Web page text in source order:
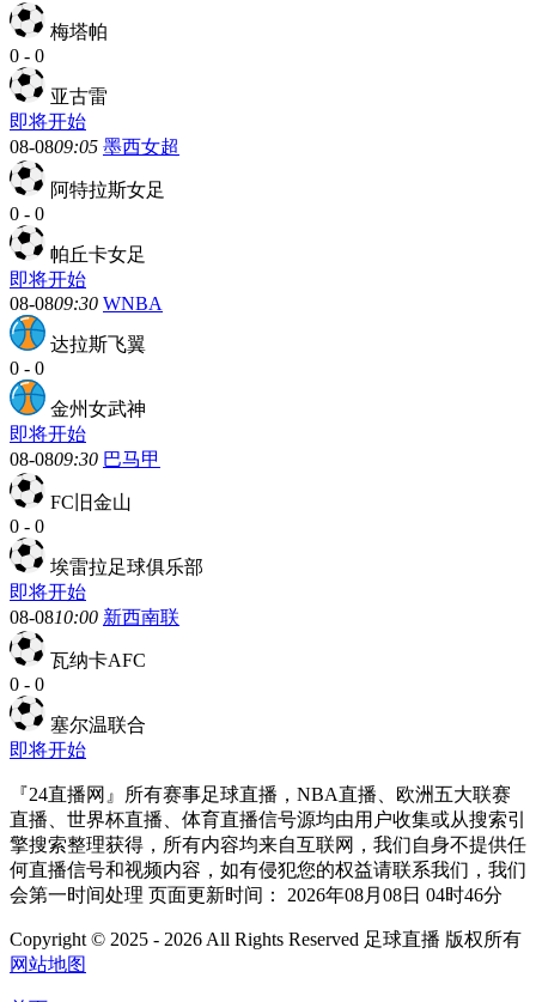
梅塔帕
0 - 0
亚古雷
即将开始
08-0809:05 墨西女超
阿特拉斯女足
0 - 0
帕丘卡女足
即将开始
08-0809:30 WNBA
达拉斯飞翼
0 - 0
金州女武神
即将开始
08-0809:30 巴马甲
FC旧金山
0 - 0
埃雷拉足球俱乐部
即将开始
08-0810:00 新西南联
瓦纳卡AFC
0 - 0
塞尔温联合
即将开始
『24直播网』所有赛事足球直播，NBA直播、欧洲五大联赛
直播、世界杯直播、体育直播信号源均由用户收集或从搜索引
擎搜索整理获得，所有内容均来自互联网，我们自身不提供任
何直播信号和视频内容，如有侵犯您的权益请联系我们，我们
会第一时间处理 页面更新时间： 2026年08月08日 04时46分
Copyright © 2025 - 2026 All Rights Reserved 足球直播 版权所有
网站地图